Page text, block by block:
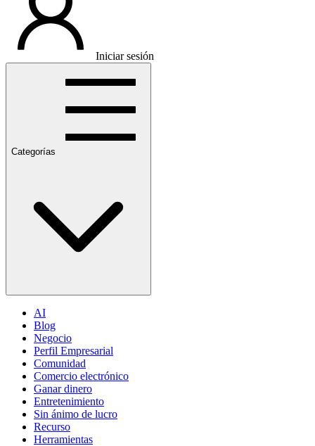
Iniciar sesión
Categorías
AI
Blog
Negocio
Perfil Empresarial
Comunidad
Comercio electrónico
Ganar dinero
Entretenimiento
Sin ánimo de lucro
Recurso
Herramientas